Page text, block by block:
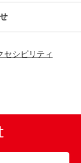
セシビリティ